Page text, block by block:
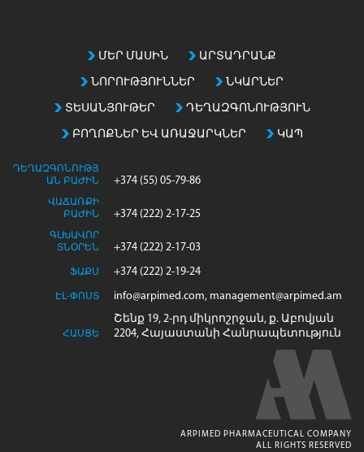
ՄԵՐ ՄԱՍԻՆ ԱՐՏԱԴՐԱՆՔ
ՆՈՐՈՒԹՅՈՒՆՆԵՐ ՆԿԱՐՆԵՐ
ՏԵՍԱՆՅՈՒԹԵՐ ԴԵՂԱԶԳՈՆՈՒԹՅՈՒՆ
ԲՈՂՈՔՆԵՐ ԵՎ ԱՌԱՋԱՐԿՆԵՐ ԿԱՊ
ԴԵՂԱԶԳՈՆՈՒԹՅ
ԱՆ ԲԱԺԻՆ
+374 (55) 05-79-86
ՎԱՃԱՌՔԻ
ԲԱԺԻՆ
+374 (222) 2-17-25
ԳԼԽԱՎՈՐ
ՏՆՕՐԵՆ
+374 (222) 2-17-03
ՖԱՔՍ +374 (222) 2-19-24
ԷԼ-ՓՈՍՏ info@arpimed.com, management@arpimed.am
ՀԱՍՑԵ
Շենք 19, 2-րդ միկրոշրջան, ք. Աբովյան
2204, Հայաստանի Հանրապետություն
ARPIMED PHARMACEUTICAL COMPANY
ALL RIGHTS RESERVED